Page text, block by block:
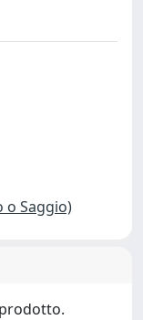
o Saggio)